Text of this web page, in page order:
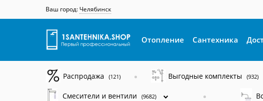
Ваш город: Челябинск
Отопление Сантехника
Распродажа (121) Выгодные комплекты (932)
Смесители и вентили (9682)